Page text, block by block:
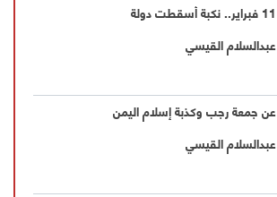
11 فبراير.. نكبة أسقطت دولة
عبدالسلام القيسي
عن جمعة رجب وكذبة إسلام اليمن
عبدالسلام القيسي